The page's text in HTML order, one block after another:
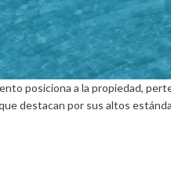
posiciona a la propiedad,
destacan por sus altos